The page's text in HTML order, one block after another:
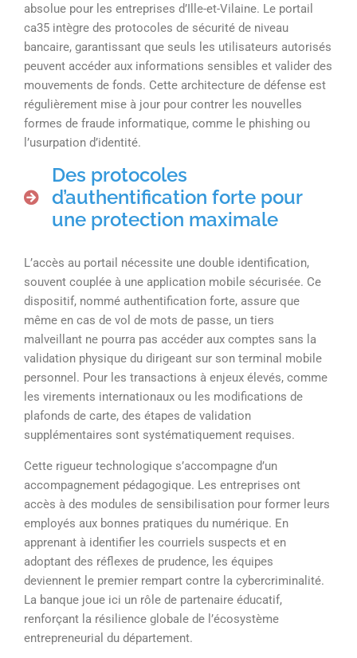
absolue pour les entreprises d’Ille-et-Vilaine. Le portail
ca35 intègre des protocoles de sécurité de niveau
bancaire, garantissant que seuls les utilisateurs autorisés
peuvent accéder aux informations sensibles et valider des
mouvements de fonds. Cette architecture de défense est
régulièrement mise à jour pour contrer les nouvelles
formes de fraude informatique, comme le phishing ou
l’usurpation d’identité.
Des protocoles
d’authentification forte pour
une protection maximale
L’accès au portail nécessite une double identification,
souvent couplée à une application mobile sécurisée. Ce
dispositif, nommé authentification forte, assure que
même en cas de vol de mots de passe, un tiers
malveillant ne pourra pas accéder aux comptes sans la
validation physique du dirigeant sur son terminal mobile
personnel. Pour les transactions à enjeux élevés, comme
les virements internationaux ou les modifications de
plafonds de carte, des étapes de validation
supplémentaires sont systématiquement requises.
Cette rigueur technologique s’accompagne d’un
accompagnement pédagogique. Les entreprises ont
accès à des modules de sensibilisation pour former leurs
employés aux bonnes pratiques du numérique. En
apprenant à identifier les courriels suspects et en
adoptant des réflexes de prudence, les équipes
deviennent le premier rempart contre la cybercriminalité.
La banque joue ici un rôle de partenaire éducatif,
renforçant la résilience globale de l’écosystème
entrepreneurial du département.